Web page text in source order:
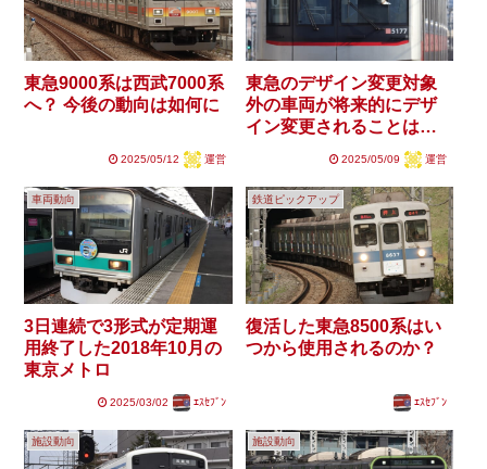
東急9000系は西武7000系
へ？ 今後の動向は如何に
2025/05/12 運営
東急のデザイン変更対象
外の車両が将来的にデザ
イン変更されることはあ
2025/05/09 運営
車両動向
3日連続で3形式が定期運
用終了した2018年10月の
東京メトロ
2025/03/02 ｴｽｾﾌﾞﾝ
鉄道ピックアップ
復活した東急8500系はい
つから使用されるのか？
ｴｽｾﾌﾞﾝ
施設動向 施設動向